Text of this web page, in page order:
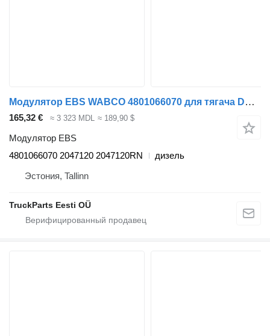
Модулятор EBS WABCO 4801066070 для тягача DAF XF106
165,32 € ≈ 3 323 MDL ≈ 189,90 $
Модулятор EBS
4801066070 2047120 2047120RN
дизель
Эстония, Tallinn
TruckParts Eesti OÜ